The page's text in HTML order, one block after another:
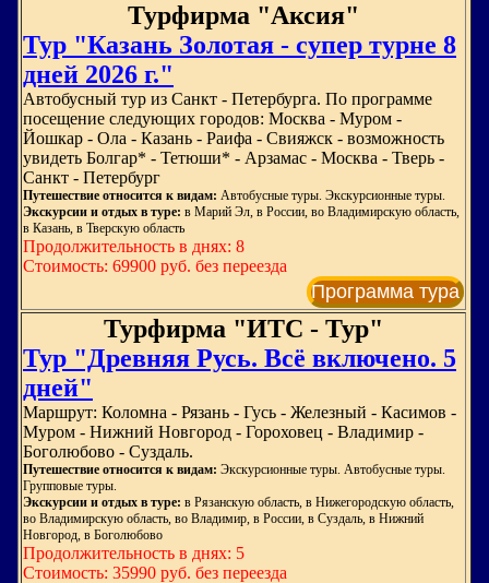
Турфирма "Аксия"
Тур "Казань Золотая - супер турне 8
дней 2026 г."
Автобусный тур из Санкт - Петербурга. По программе
посещение следующих городов: Москва - Муром -
Йошкар - Ола - Казань - Раифа - Свияжск - возможность
увидеть Болгар* - Тетюши* - Арзамас - Москва - Тверь -
Санкт - Петербург
Путешествие относится к видам: Автобусные туры. Экскурсионные туры.
Экскурсии и отдых в туре: в Марий Эл, в России, во Владимирскую область,
в Казань, в Тверскую область
Продолжительность в днях: 8
Стоимость: 69900 руб. без переезда
Программа тура
Турфирма "ИТС - Тур"
Тур "Древняя Русь. Всё включено. 5
дней"
Маршрут: Коломна - Рязань - Гусь - Железный - Касимов -
Муром - Нижний Новгород - Гороховец - Владимир -
Боголюбово - Суздаль.
Путешествие относится к видам: Экскурсионные туры. Автобусные туры.
Групповые туры.
Экскурсии и отдых в туре: в Рязанскую область, в Нижегородскую область,
во Владимирскую область, во Владимир, в России, в Суздаль, в Нижний
Новгород, в Боголюбово
Продолжительность в днях: 5
Стоимость: 35990 руб. без переезда